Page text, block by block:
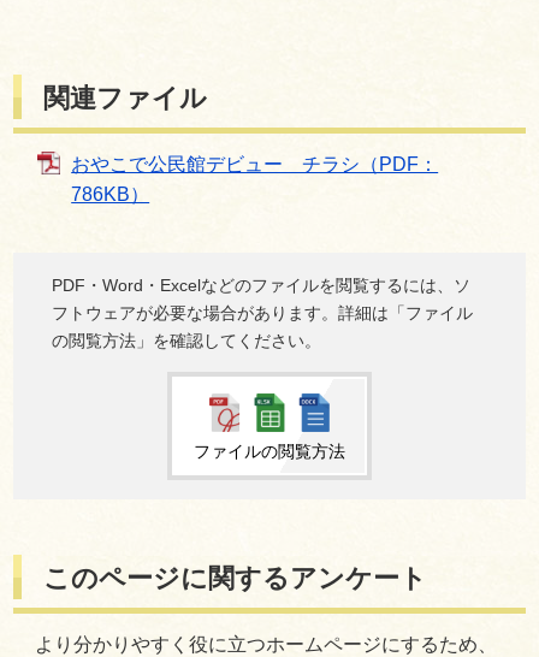
関連ファイル
おやこで公民館デビュー チラシ（PDF：
786KB）
PDF・Word・Excelなどのファイルを閲覧するには、ソ
フトウェアが必要な場合があります。詳細は「ファイル
の閲覧方法」を確認してください。
ファイルの閲覧方法
このページに関するアンケート
より分かりやすく役に立つホームページにするため、